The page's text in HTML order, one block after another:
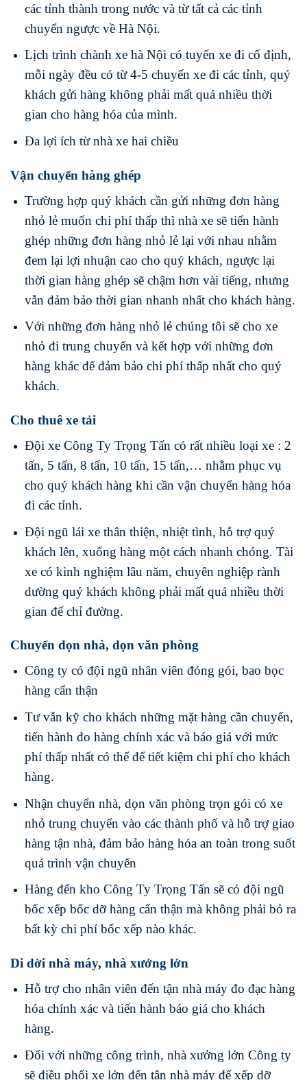
các tỉnh thành trong nước và từ tất cả các tỉnh
chuyển ngược về Hà Nội.
Lịch trình chành xe hà Nội có tuyến xe đi cố định,
mỗi ngày đều có từ 4-5 chuyến xe đi các tỉnh, quý
khách gửi hàng không phải mất quá nhiều thời
gian cho hàng hóa của mình.
Đa lợi ích từ nhà xe hai chiều
Vận chuyển hàng ghép
Trường hợp quý khách cần gửi những đơn hàng
nhỏ lẻ muốn chi phí thấp thì nhà xe sẽ tiến hành
ghép những đơn hàng nhỏ lẻ lại với nhau nhằm
đem lại lợi nhuận cao cho quý khách, ngược lại
thời gian hàng ghép sẽ chậm hơn vài tiếng, nhưng
vẫn đảm bảo thời gian nhanh nhất cho khách hàng.
Với những đơn hàng nhỏ lẻ chúng tôi sẽ cho xe
nhỏ đi trung chuyển và kết hợp với những đơn
hàng khác để đảm bảo chi phí thấp nhất cho quý
khách.
Cho thuê xe tải
Đội xe Công Ty Trọng Tấn có rất nhiều loại xe : 2
tấn, 5 tấn, 8 tấn, 10 tấn, 15 tấn,… nhằm phục vụ
cho quý khách hàng khi cần vận chuyển hàng hóa
đi các tỉnh.
Đội ngũ lái xe thân thiện, nhiệt tình, hỗ trợ quý
khách lên, xuống hàng một cách nhanh chóng. Tài
xe có kinh nghiệm lâu năm, chuyên nghiệp rành
dường quý khách không phải mất quá nhiều thời
gian để chỉ đường.
Chuyển dọn nhà, dọn văn phòng
Công ty có đội ngũ nhân viên đóng gói, bao bọc
hàng cẩn thận
Tư vẫn kỹ cho khách những mặt hàng cần chuyển,
tiến hành đo hàng chính xác và báo giá với mức
phí thấp nhất có thể để tiết kiệm chi phí cho khách
hàng.
Nhận chuyển nhà, dọn văn phòng trọn gói có xe
nhỏ trung chuyển vào các thành phố và hỗ trợ giao
hàng tận nhà, đảm bảo hàng hóa an toàn trong suốt
quá trình vận chuyển
Hàng đến kho Công Ty Trọng Tấn sẽ có đội ngũ
bốc xếp bốc dỡ hàng cẩn thận mà không phải bỏ ra
bất kỳ chi phí bốc xếp nào khác.
Di dời nhà máy, nhà xưởng lớn
Hỗ trợ cho nhân viên đến tận nhà máy đo đạc hàng
hóa chính xác và tiến hành báo giá cho khách
hàng.
Đối với những công trình, nhà xưởng lớn Công ty
sẽ điều phối xe lớn đến tận nhà máy để xếp dỡ